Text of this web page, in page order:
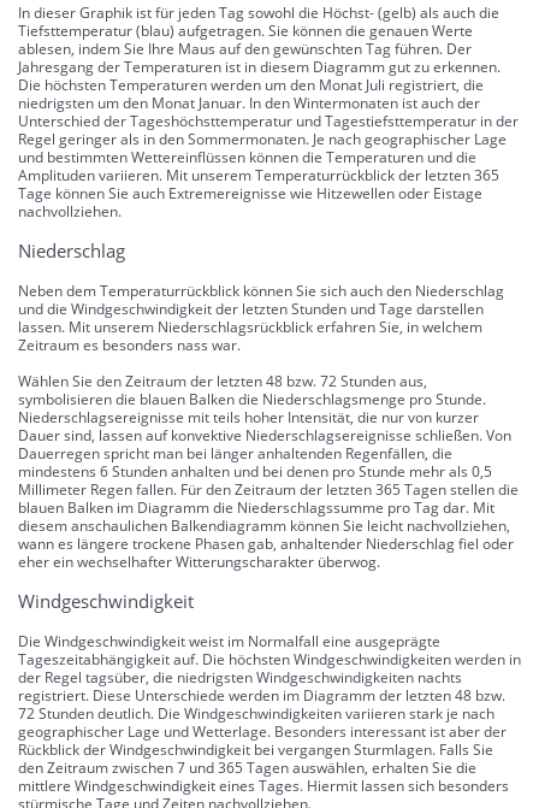
In dieser Graphik ist für jeden Tag sowohl die Höchst- (gelb) als auch die
Tiefsttemperatur (blau) aufgetragen. Sie können die genauen Werte
ablesen, indem Sie Ihre Maus auf den gewünschten Tag führen. Der
Jahresgang der Temperaturen ist in diesem Diagramm gut zu erkennen.
Die höchsten Temperaturen werden um den Monat Juli registriert, die
niedrigsten um den Monat Januar. In den Wintermonaten ist auch der
Unterschied der Tageshöchsttemperatur und Tagestiefsttemperatur in der
Regel geringer als in den Sommermonaten. Je nach geographischer Lage
und bestimmten Wettereinflüssen können die Temperaturen und die
Amplituden variieren. Mit unserem Temperaturrückblick der letzten 365
Tage können Sie auch Extremereignisse wie Hitzewellen oder Eistage
nachvollziehen.
Niederschlag
Neben dem Temperaturrückblick können Sie sich auch den Niederschlag
und die Windgeschwindigkeit der letzten Stunden und Tage darstellen
lassen. Mit unserem Niederschlagsrückblick erfahren Sie, in welchem
Zeitraum es besonders nass war.
Wählen Sie den Zeitraum der letzten 48 bzw. 72 Stunden aus,
symbolisieren die blauen Balken die Niederschlagsmenge pro Stunde.
Niederschlagsereignisse mit teils hoher Intensität, die nur von kurzer
Dauer sind, lassen auf konvektive Niederschlagsereignisse schließen. Von
Dauerregen spricht man bei länger anhaltenden Regenfällen, die
mindestens 6 Stunden anhalten und bei denen pro Stunde mehr als 0,5
Millimeter Regen fallen. Für den Zeitraum der letzten 365 Tagen stellen die
blauen Balken im Diagramm die Niederschlagssumme pro Tag dar. Mit
diesem anschaulichen Balkendiagramm können Sie leicht nachvollziehen,
wann es längere trockene Phasen gab, anhaltender Niederschlag fiel oder
eher ein wechselhafter Witterungscharakter überwog.
Windgeschwindigkeit
Die Windgeschwindigkeit weist im Normalfall eine ausgeprägte
Tageszeitabhängigkeit auf. Die höchsten Windgeschwindigkeiten werden in
der Regel tagsüber, die niedrigsten Windgeschwindigkeiten nachts
registriert. Diese Unterschiede werden im Diagramm der letzten 48 bzw.
72 Stunden deutlich. Die Windgeschwindigkeiten variieren stark je nach
geographischer Lage und Wetterlage. Besonders interessant ist aber der
Rückblick der Windgeschwindigkeit bei vergangen Sturmlagen. Falls Sie
den Zeitraum zwischen 7 und 365 Tagen auswählen, erhalten Sie die
mittlere Windgeschwindigkeit eines Tages. Hiermit lassen sich besonders
stürmische Tage und Zeiten nachvollziehen.